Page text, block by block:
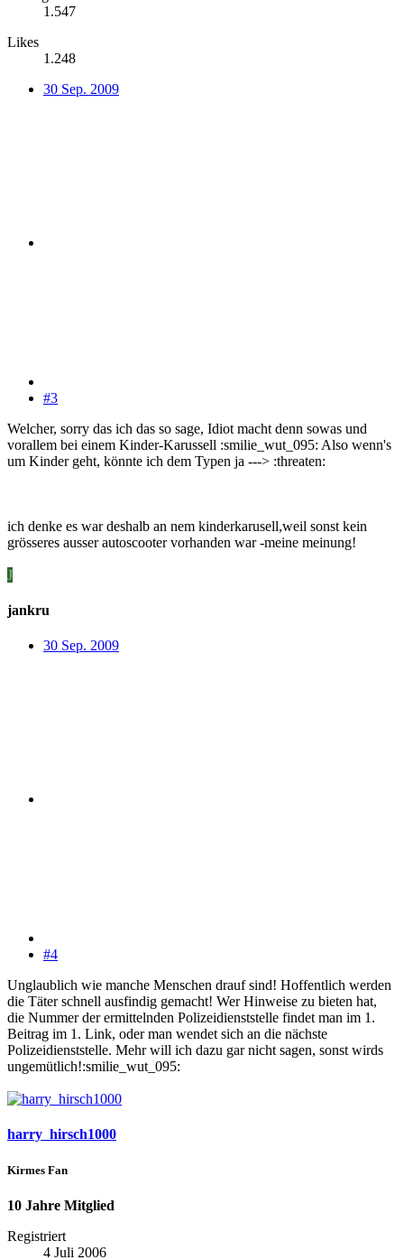
1.547
Likes
1.248
30 Sep. 2009
#3
Welcher, sorry das ich das so sage, Idiot macht denn sowas und
vorallem bei einem Kinder-Karussell :smilie_wut_095: Also wenn's
um Kinder geht, könnte ich dem Typen ja ---> :threaten:
ich denke es war deshalb an nem kinderkarusell,weil sonst kein
grösseres ausser autoscooter vorhanden war -meine meinung!
J
jankru
30 Sep. 2009
#4
Unglaublich wie manche Menschen drauf sind! Hoffentlich werden
die Täter schnell ausfindig gemacht! Wer Hinweise zu bieten hat,
die Nummer der ermittelnden Polizeidienststelle findet man im 1.
Beitrag im 1. Link, oder man wendet sich an die nächste
Polizeidienststelle. Mehr will ich dazu gar nicht sagen, sonst wirds
ungemütlich!:smilie_wut_095:
harry_hirsch1000
Kirmes Fan
10 Jahre Mitglied
Registriert
4 Juli 2006